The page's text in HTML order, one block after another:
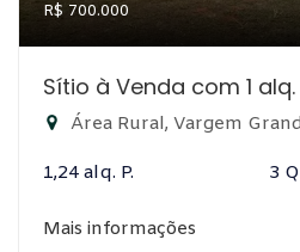
R$ 700.000
Sítio à Venda com 1
Área Rural, Vargem
1,24 alq. P. 3
Mais informações